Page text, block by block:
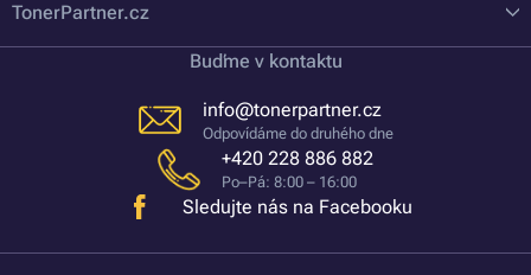
TonerPartner.cz
Buďme v kontaktu
info@tonerpartner.cz
Odpovídáme do druhého dne
+420 228 886 882
Po–Pá: 8:00 – 16:00
Sledujte nás na Facebooku